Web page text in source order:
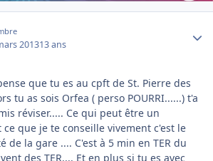
201313 ans
que tu es au cpft de St. Pierre des
tu as sois Orfea ( perso POURRI......) t'a
réviser..... Ce qui peut être un
que je te conseille vivement c'est le
de la gare .... C'est à 5 min en TER du
des TER.... Et en plus si tu es avec